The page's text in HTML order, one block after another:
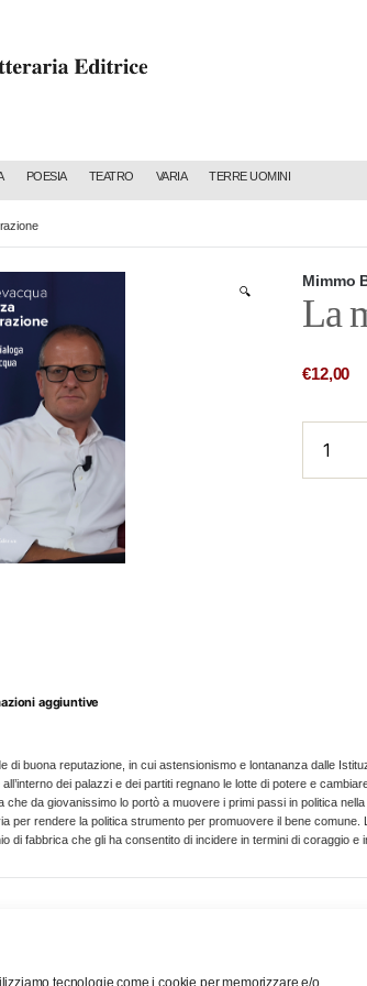
tecnologie come i cookie per memorizzare e/o
POESIA TEATRO VARIA TERRE UOMINI
🔍
Mimmo
La
€12,00
mia
aggiuntive
di buona reputazione, in cui astensionismo e lontananza dalle
dei palazzi e dei partiti regnano le lotte di potere e
che da giovanissimo lo portò a muovere i primi passi in politica
per rendere la politica strumento per promuovere il bene
di fabbrica che gli ha consentito di incidere in termini di coraggio e
Chi siamo Servizio clienti